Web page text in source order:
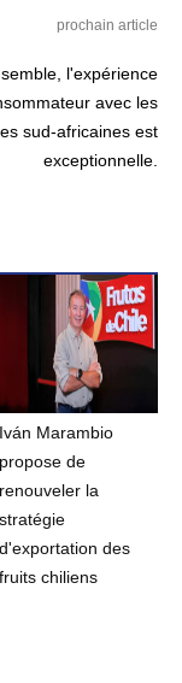
prochain article
l'expérience
avec les
sud-africaines est
exceptionnelle.
Iván Marambio
propose de
renouveler la
stratégie
d'exportation des
fruits chiliens